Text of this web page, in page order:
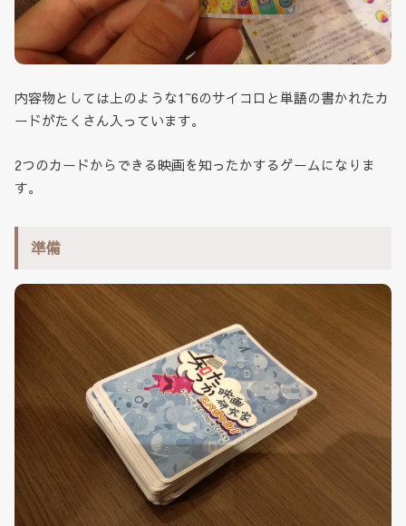
内容物としては上のような1~6のサイコロと単語の書かれたカ
ードがたくさん入っています。
2つのカードからできる映画を知ったかするゲームになりま
す。
準備